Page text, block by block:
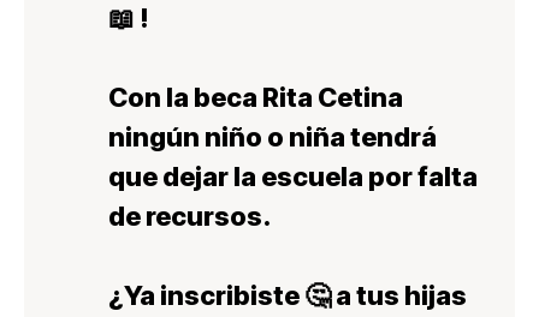
📖 !
Con la beca Rita Cetina
ningún niño o niña tendrá
que dejar la escuela por falta
de recursos.
¿Ya inscribiste 🤔 a tus hijas